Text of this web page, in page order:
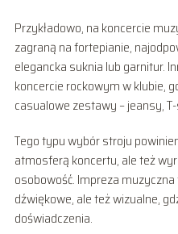
Przykładowo, na koncercie
zagraną na fortepianie,
elegancka suknia lub garnitur.
koncercie rockowym w klubie,
casualowe zestawy – jeansy,
Tego typu wybór stroju
atmosferą koncertu, ale też
osobowość. Impreza
dźwiękowe, ale też wizualne,
doświadczenia.